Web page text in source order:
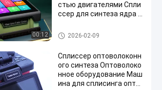
00:12
стью двигателями Спли
ссер для синтеза ядра и
Инструменты и оборудовани
е оптического волокна
2026-02-09
Сплиссер оптоволоконн
ого синтеза Оптоволоко
нное оборудование Маш
ина для сплисинга опто